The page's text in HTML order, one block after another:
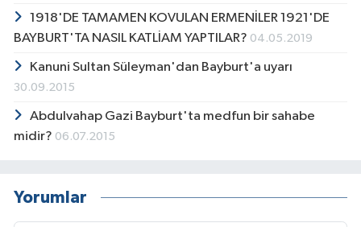
1918'DE TAMAMEN KOVULAN ERMENİLER 1921'DE
BAYBURT'TA NASIL KATLİAM YAPTILAR? 04.05.2019
Kanuni Sultan Süleyman'dan Bayburt'a uyarı
30.09.2015
Abdulvahap Gazi Bayburt'ta medfun bir sahabe
midir? 06.07.2015
Yorumlar